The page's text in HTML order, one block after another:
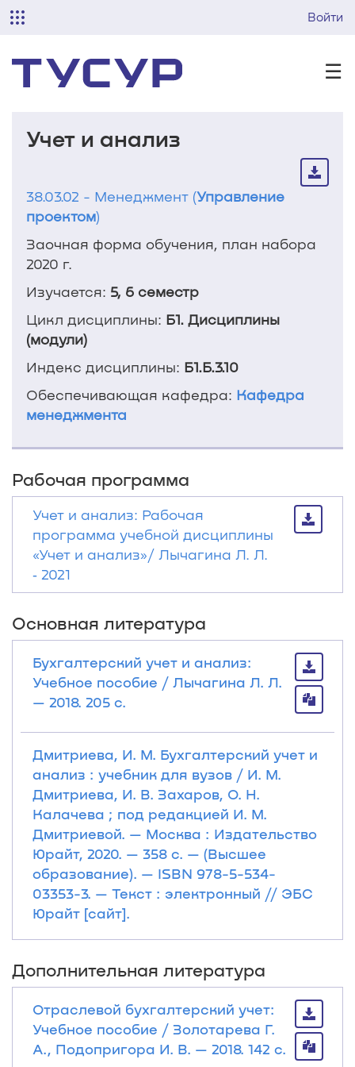
Войти
☰
Учет и анализ
38.03.02 - Менеджмент (Управление
проектом)
Заочная форма обучения, план набора
2020 г.
Изучается: 5, 6 семестр
Цикл дисциплины: Б1. Дисциплины
(модули)
Индекс дисциплины: Б1.Б.3.10
Обеспечивающая кафедра: Кафедра
менеджмента
Рабочая программа
Учет и анализ: Рабочая
программа учебной дисциплины
«Учет и анализ»/ Лычагина Л. Л.
‐ 2021
Основная литература
Бухгалтерский учет и анализ:
Учебное пособие / Лычагина Л. Л.
— 2018. 205 с.
Дмитриева, И. М. Бухгалтерский учет и
анализ : учебник для вузов / И. М.
Дмитриева, И. В. Захаров, О. Н.
Калачева ; под редакцией И. М.
Дмитриевой. — Москва : Издательство
Юрайт, 2020. — 358 с. — (Высшее
образование). — ISBN 978-5-534-
03353-3. — Текст : электронный // ЭБС
Юрайт [сайт].
Дополнительная литература
Отраслевой бухгалтерский учет:
Учебное пособие / Золотарева Г.
А., Подопригора И. В. — 2018. 142 с.